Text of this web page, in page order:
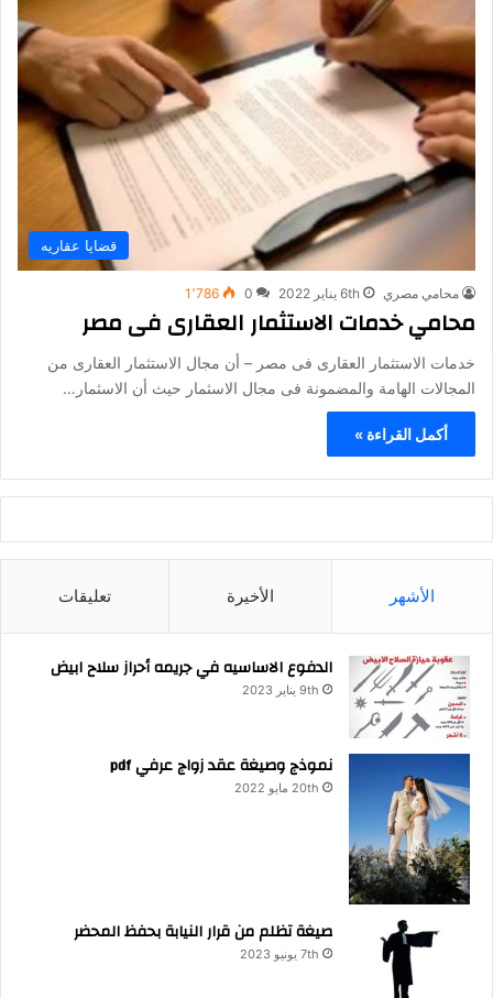
قضايا عقاريه
محامي مصري 6th يناير 2022 0 1٬786
محامي خدمات الاستثمار العقارى فى مصر
خدمات الاستثمار العقارى فى مصر – أن مجال الاستثمار العقارى من
المجالات الهامة والمضمونة فى مجال الاسثمار حيث أن الاسثمار…
أكمل القراءة »
الأشهر الأخيرة تعليقات
الدفوع الاساسيه في جريمه أحراز سلاح ابيض
9th يناير 2023
نموذج وصيغة عقد زواج عرفي pdf
20th مايو 2022
صيغة تظلم من قرار النيابة بحفظ المحضر
7th يونيو 2023